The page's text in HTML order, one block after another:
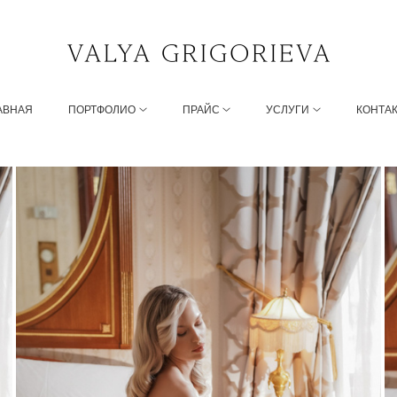
ПОРТФОЛИО ПРАЙС УСЛУГИ